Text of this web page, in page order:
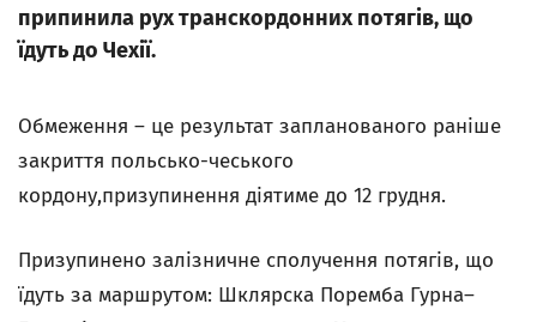
припинила рух транскордонних потягів, що
їдуть до Чехії.
Обмеження – це результат запланованого раніше
закриття польсько-чеського
кордону,призупинення діятиме до 12 грудня.
Призупинено залізничне сполучення потягів, що
їдуть за маршрутом: Шклярска Поремба Гурна–